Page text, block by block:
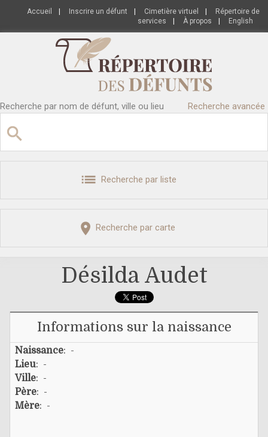
Accueil Inscrire un défunt Cimetière virtuel
Répertoire de
services
À propos English
Recherche par nom de défunt, ville ou lieu Recherche avancée
Recherche par liste
Recherche par carte
Désilda Audet
Informations sur la naissance
Naissance: -
Lieu: -
Ville: -
Père: -
Mère: -